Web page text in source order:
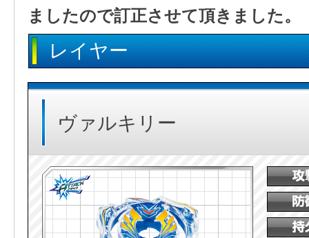
ましたので訂正させて頂きました。
レイヤー
ヴァルキリー